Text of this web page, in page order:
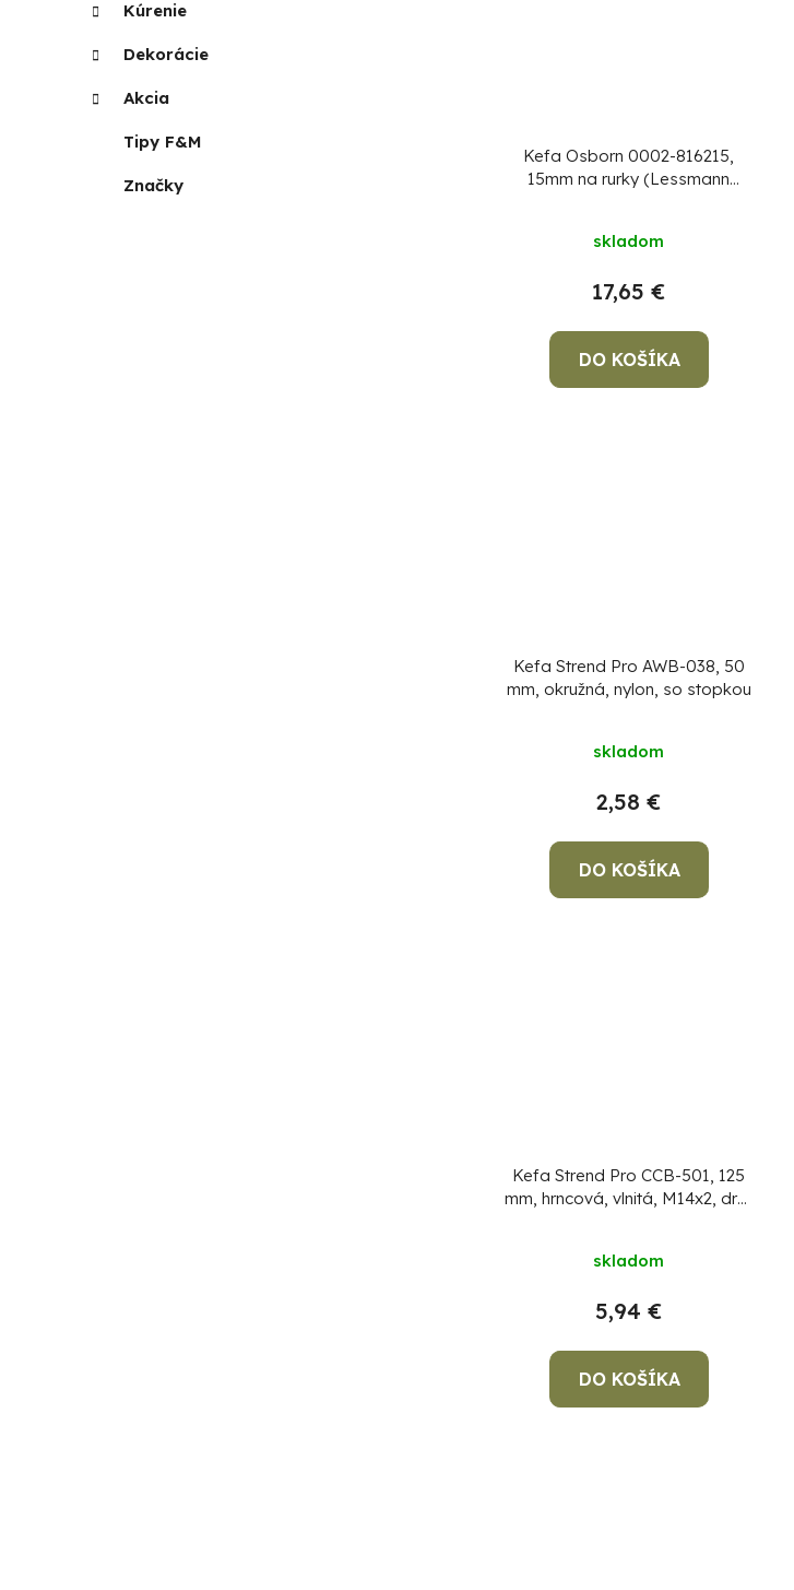
Kúrenie
Dekorácie
Akcia
Tipy F&M
Značky
Kefa Osborn 0002-816215,
15mm na rurky (Lessmann
skladom
17,65 €
DO KOŠÍKA
Kefa Strend Pro AWB-038, 50
mm, okružná, nylon, so stopkou
skladom
2,58 €
DO KOŠÍKA
Kefa Strend Pro CCB-501, 125
mm, hrncová, vlnitá, M14x2, drôt
skladom
5,94 €
DO KOŠÍKA